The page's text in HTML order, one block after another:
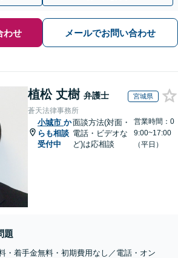
わせ メールでお問い合わせ
植松 丈樹 弁護士 宮城県
蒼天法律事務所
小城市 か
らも相談
受付中
面談方法(対面・
電話・ビデオな
ど)は応相談
営業時間：0
9:00~17:00
（平日）
題
・着手金無料・初期費用なし／電話・オン